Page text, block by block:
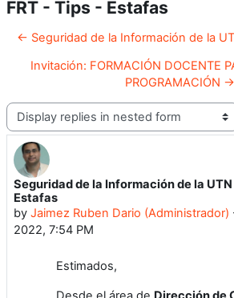
FRT - Tips - Estafas
← Seguridad de la Información de la
Invitación: FORMACIÓN DOCENTE
PROGRAMACIÓN →
Display mode
Seguridad de la Información de la
Estafas
by Jaimez Ruben Dario (Administrador)
2022, 7:54 PM
Number of replies: 0
Estimados,